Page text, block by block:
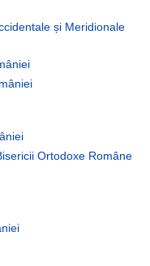
și Meridionale
Ortodoxe Române